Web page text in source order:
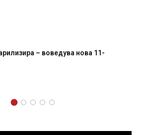
– воведува нова 11-